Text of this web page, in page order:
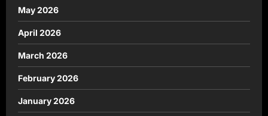
May 2026
April 2026
March 2026
February 2026
January 2026